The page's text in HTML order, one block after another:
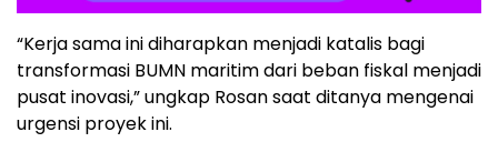
“Kerja sama ini diharapkan menjadi katalis bagi
transformasi BUMN maritim dari beban fiskal menjadi
pusat inovasi,” ungkap Rosan saat ditanya mengenai
urgensi proyek ini.